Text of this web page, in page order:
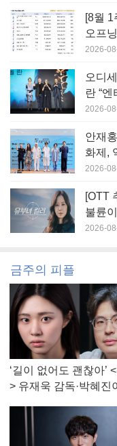
[8월
오프
2026-
오디
란 “
2026-
안재
화제,
2026-
[OTT
불륜
2026-
금주의 피플
‘길이 없어도 괜찮아’
> 유재욱 감독·박혜진